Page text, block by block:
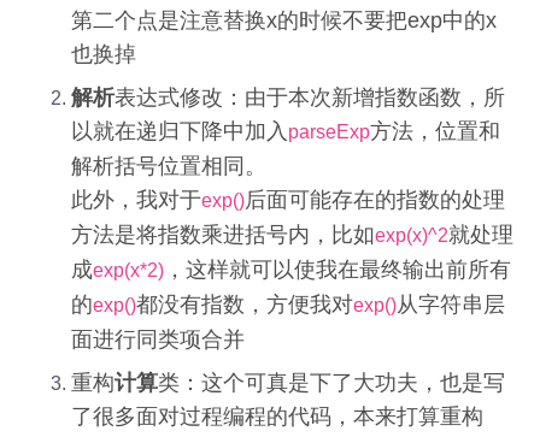
第二个点是注意替换x的时候不要把exp中的x
也换掉
解析表达式修改：由于本次新增指数函数，所
以就在递归下降中加入 parseExp方法，位置和
解析括号位置相同。
此外，我对于exp()后面可能存在的指数的处理
方法是将指数乘进括号内，比如exp(x)^2就处理
成exp(x*2) ，这样就可以使我在最终输出前所有
的exp()都没有指数，方便我对exp()从字符串层
面进行同类项合并
重构计算类：这个可真是下了大功夫，也是写
了很多面对过程编程的代码，本来打算重构